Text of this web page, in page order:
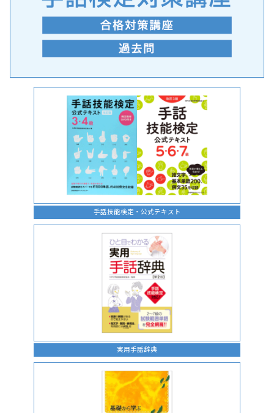
手話技能検定・公式テキスト
実用手話辞典